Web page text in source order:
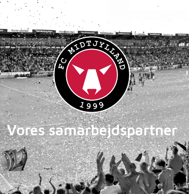
Vores samarbejdspartner